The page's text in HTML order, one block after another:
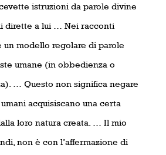
istruzioni da parole divine
dirette a lui … Nei racconti
un modello regolare di parole
umane (in obbedienza o
… Questo non significa negare
acquisiscano una certa
loro natura creata. … Il mio
non è con l’affermazione di